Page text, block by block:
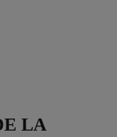
LA